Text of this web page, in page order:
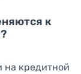
к
на кредитной